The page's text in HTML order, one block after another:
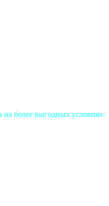
более выгодных условиях: